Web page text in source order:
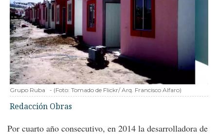
Grupo Ruba - (Foto: Tomado de Flickr/ Arq. Francisco Alfaro)
Redacción Obras
Por cuarto año consecutivo, en 2014 la desarrolladora de